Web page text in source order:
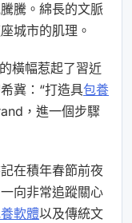
騰。綿長的文脈
城市的肌理。
橫幅惹起了習近
冀：“打造具包養
，進一個步驟
在積年春節前夜
向非常追蹤關心
軟體以及傳統文